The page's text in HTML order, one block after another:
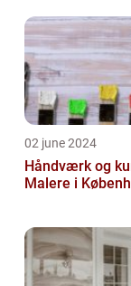
02 june 2024
Håndværk og
Malere i